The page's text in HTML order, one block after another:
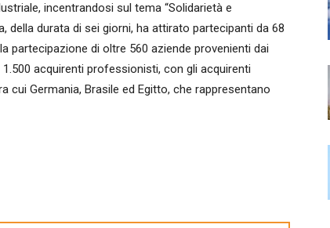
incentrandosi sul tema “Solidarietà e
della durata di sei giorni, ha attirato partecipanti da 68
partecipazione di oltre 560 aziende provenienti dai
acquirenti professionisti, con gli acquirenti
cui Germania, Brasile ed Egitto, che rappresentano